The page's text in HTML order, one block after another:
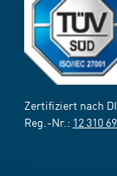
Zertifiziert nach
Reg.-Nr.: 12 310